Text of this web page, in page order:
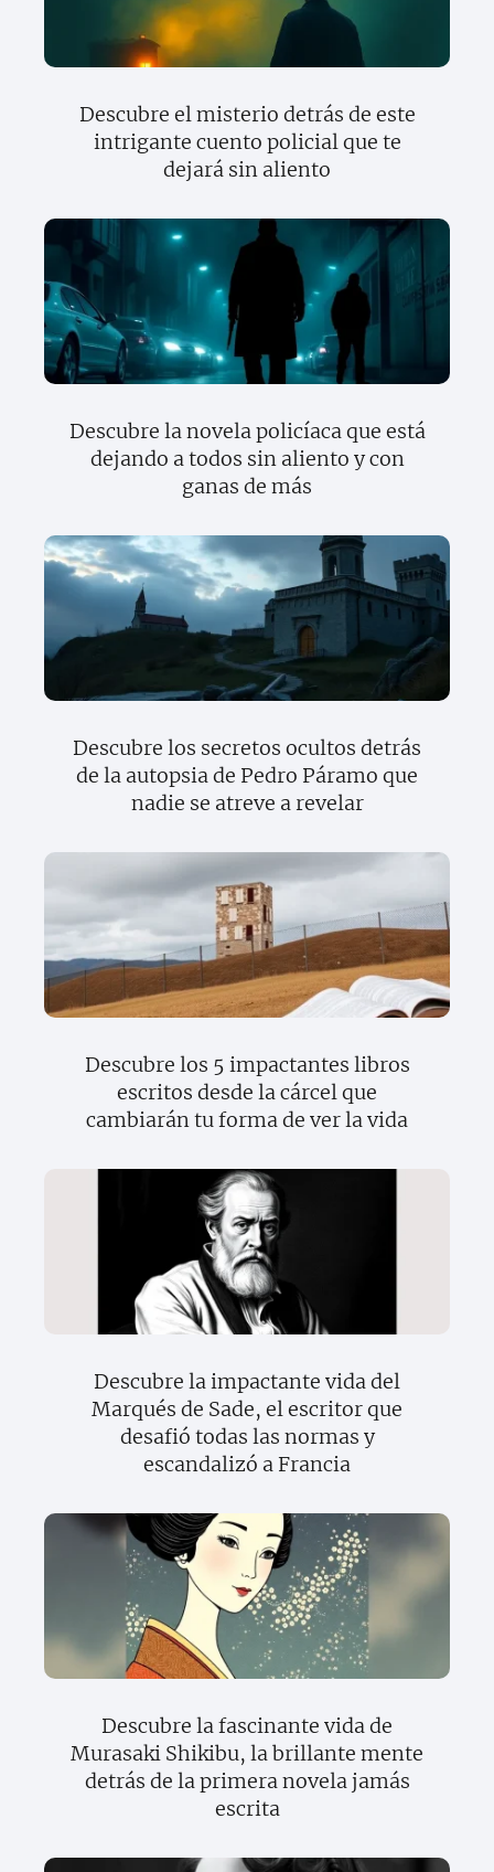
Descubre el misterio detrás de este
intrigante cuento policial que te
dejará sin aliento
Descubre la novela policíaca que está
dejando a todos sin aliento y con
ganas de más
Descubre los secretos ocultos detrás
de la autopsia de Pedro Páramo que
nadie se atreve a revelar
Descubre los 5 impactantes libros
escritos desde la cárcel que
cambiarán tu forma de ver la vida
Descubre la impactante vida del
Marqués de Sade, el escritor que
desafió todas las normas y
escandalizó a Francia
Descubre la fascinante vida de
Murasaki Shikibu, la brillante mente
detrás de la primera novela jamás
escrita